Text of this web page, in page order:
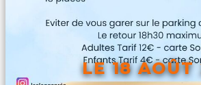
LE 18 AOÛT